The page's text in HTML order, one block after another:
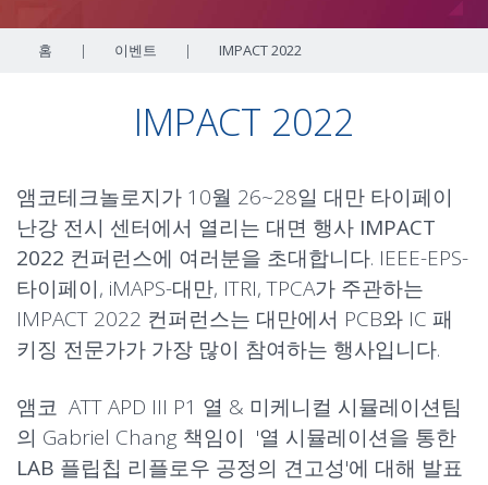
홈 | 이벤트 | IMPACT 2022
IMPACT 2022
앰코테크놀로지가 10월 26~28일 대만 타이페이
난강 전시 센터에서 열리는 대면 행사 IMPACT
2022 컨퍼런스에 여러분을 초대합니다. IEEE-EPS-
타이페이, iMAPS-대만, ITRI, TPCA가 주관하는
IMPACT 2022 컨퍼런스는 대만에서 PCB와 IC 패
키징 전문가가 가장 많이 참여하는 행사입니다.
앰코 ATT APD III P1 열 & 미케니컬 시뮬레이션팀
의 Gabriel Chang 책임이 '열 시뮬레이션을 통한
LAB 플립칩 리플로우 공정의 견고성'에 대해 발표